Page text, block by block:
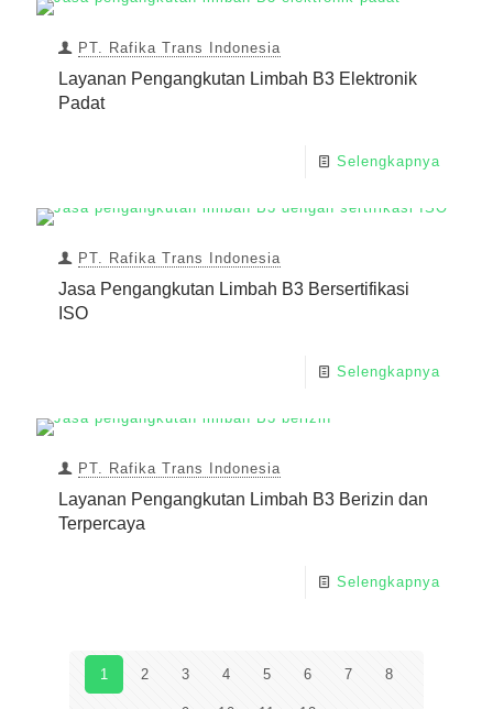
PT. Rafika Trans Indonesia
Layanan Pengangkutan Limbah B3 Elektronik
Padat
Selengkapnya
PT. Rafika Trans Indonesia
Jasa Pengangkutan Limbah B3 Bersertifikasi
ISO
Selengkapnya
PT. Rafika Trans Indonesia
Layanan Pengangkutan Limbah B3 Berizin dan
Terpercaya
Selengkapnya
1 2 3 4 5 6 7 8